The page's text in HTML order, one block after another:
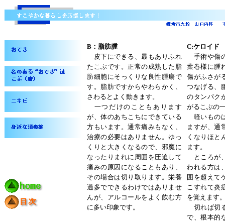
B：脂肪腫
皮下にできる、最もありふれ
たこぶです。正常の成熟した脂
肪細胞にそっくりな良性腫瘍で
す。脂肪ですからやわらかく、
さわるとよく動きます。
一つだけのこともあります
が、体のあちこちにできている
方もいます。通常痛みもなく、
治療の必要はありません。ゆっ
くりと大きくなるので、邪魔に
なったりまれに周囲を圧迫して
痛みの原因になることもあり、
その場合は切り取ります。栄養
過多でできるわけではありませ
んが、アルコールをよく飲む方
に多い印象です。
C:ケロイド
手術や傷
葉巻様に腫
傷がふさが
つなげる、
のタンパク
がるこぶの
軽いもの
ますが、通
くなりほと
ます。
ところが
われる方は
囲を超えて
こすれて炎
を覚えます
切れば切
で、根本的